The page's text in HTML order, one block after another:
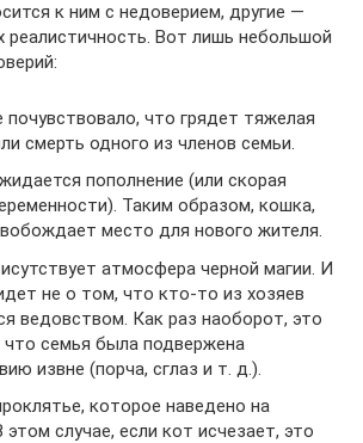
к ним с недоверием, другие —
Вот лишь небольшой
что грядет тяжелая
смерть одного из членов семьи.
пополнение (или скорая
Таким образом, кошка,
место для нового жителя.
атмосфера черной магии. И
не о том, что кто-то из хозяев
ведовством. Как раз наоборот, это
что семья была подвержена
извне (порча, сглаз и т. д.).
которое наведено на
этом случае, если кот исчезает, это